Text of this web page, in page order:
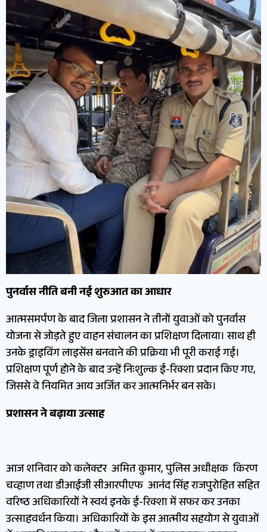
पुनर्वास नीति बनी नई शुरुआत का आधार
आत्मसमर्पण के बाद जिला प्रशासन ने तीनों युवाओं को पुनर्वास
योजना से जोड़ते हुए वाहन संचालन का प्रशिक्षण दिलाया। साथ ही
उनके ड्राइविंग लाइसेंस बनवाने की प्रक्रिया भी पूरी कराई गई।
प्रशिक्षण पूर्ण होने के बाद उन्हें निःशुल्क ई-रिक्शा प्रदान किए गए,
जिससे वे नियमित आय अर्जित कर आत्मनिर्भर बन सके।
प्रशासन ने बढ़ाया उत्साह
आज शनिवार को कलेक्टर अमित कुमार, पुलिस अधीक्षक किरण
चव्हाण तथा डीआईजी सीआरपीएफ आनंद सिंह राजपुरोहित सहित
वरिष्ठ अधिकारियों ने स्वयं इनके ई-रिक्शा में सफर कर उनका
उत्साहवर्धन किया। अधिकारियों के इस आत्मीय सहयोग से युवाओं